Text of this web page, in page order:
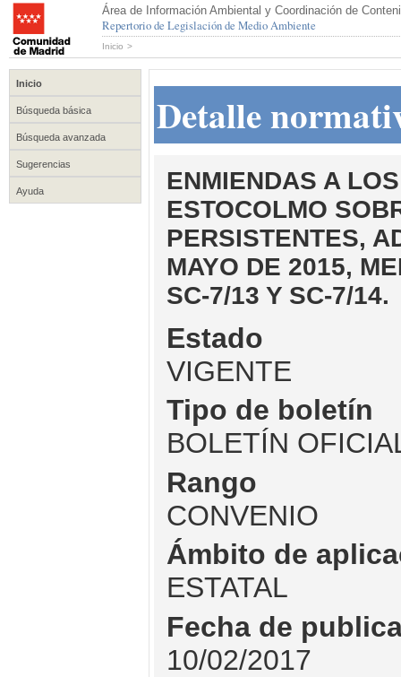
Área de Información Ambiental y Coordinación de
Repertorio de Legislación de Medio Ambiente
Inicio >
Inicio
Búsqueda básica
Búsqueda avanzada
Sugerencias
Ayuda
Detalle
ENMIENDAS A
ESTOCOLMO
PERSISTENTES,
MAYO DE 2015,
SC-7/13 Y SC-7/14.
Estado
VIGENTE
Tipo de boletín
BOLETÍN
Rango
CONVENIO
Ámbito de
ESTATAL
Fecha de
10/02/2017